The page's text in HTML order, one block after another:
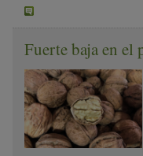
Fuerte baja en el